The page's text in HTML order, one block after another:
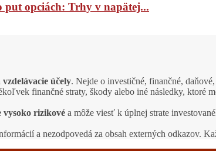
opciách: Trhy v napätej...
účely. Nejde o investičné, finančné,
finančné straty, škody alebo iné následky, ktoré
vysoko rizikové a môže viesť k úplnej strate
a nezodpovedá za obsah externých odkazov.